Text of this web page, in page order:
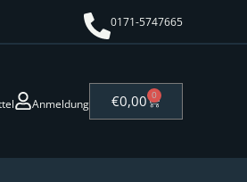
0171-5747665
Anmeldung €0,00 0